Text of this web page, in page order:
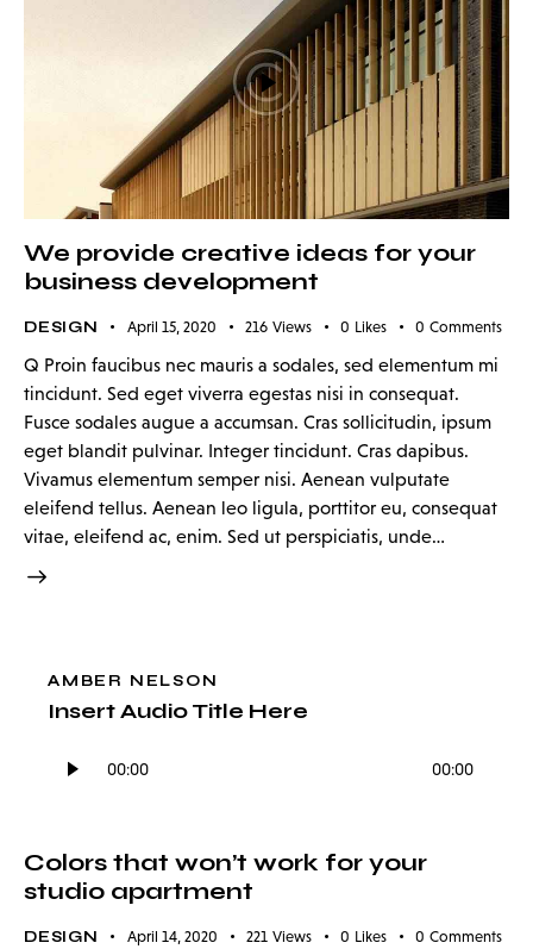
We provide creative ideas for your
business development
DESIGN April 15, 2020 216 Views 0 Likes 0 Comments
Q Proin faucibus nec mauris a sodales, sed elementum mi
tincidunt. Sed eget viverra egestas nisi in consequat.
Fusce sodales augue a accumsan. Cras sollicitudin, ipsum
eget blandit pulvinar. Integer tincidunt. Cras dapibus.
Vivamus elementum semper nisi. Aenean vulputate
eleifend tellus. Aenean leo ligula, porttitor eu, consequat
vitae, eleifend ac, enim. Sed ut perspiciatis, unde…
AMBER NELSON
Insert Audio Title Here
Player
00:00 00:00
Colors that won’t work for your
studio apartment
DESIGN April 14, 2020 221 Views 0 Likes 0 Comments